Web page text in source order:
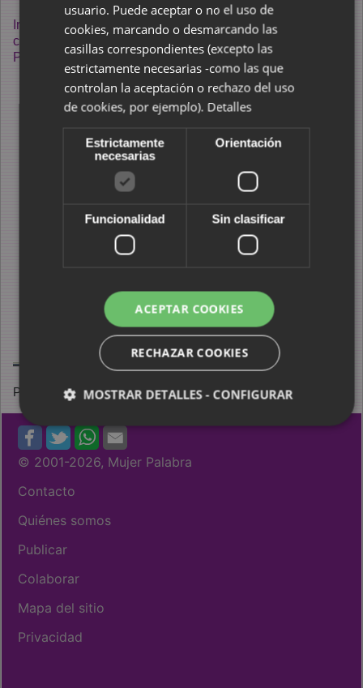
Ir a índice de Pensamiento porque esta sección la hemos
convertido en diferentes secciones que tienen el índice en
Pensamiento
Página actualizada en noviembre 2015
© 2001-2026, Mujer Palabra
Contacto
Quiénes somos
Publicar
Colaborar
Mapa del sitio
Privacidad
usuario. Puede aceptar o no el uso de
cookies, marcando o desmarcando las
casillas correspondientes (excepto las
estrictamente necesarias -como las que
controlan la aceptación o rechazo del uso
de cookies, por ejemplo). Detalles
Estrictamente
necesarias
Orientación
Funcionalidad Sin clasificar
ACEPTAR COOKIES
RECHAZAR COOKIES
MOSTRAR DETALLES - CONFIGURAR